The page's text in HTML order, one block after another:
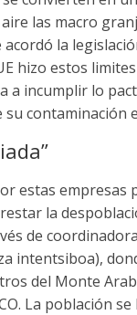
las macro
acordó la
hizo estos
a incumplir lo
contaminación
estas empresas
la
de
intentsiboa),
del Monte
. La población